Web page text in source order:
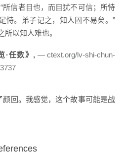
所信者目也，而目犹不可信；所恃
恃。弟子记之，知人固不易矣。”
所以知人难也。
·任数》,
ctext.org/lv-shi-chun-
回。我感觉，这个故事可能是战